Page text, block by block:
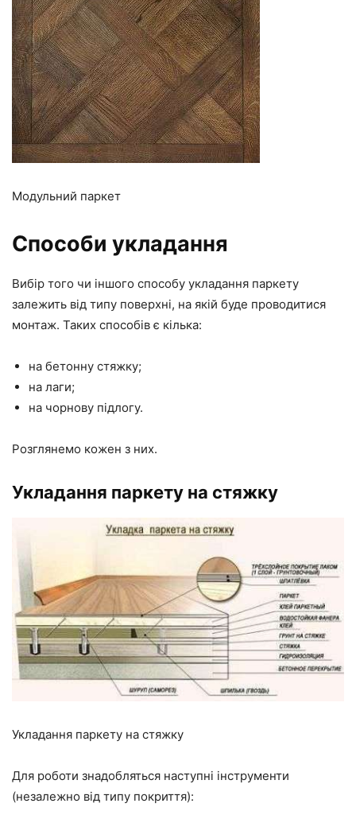
Модульний паркет
Способи укладання
Вибір того чи іншого способу укладання паркету
залежить від типу поверхні, на якій буде проводитися
монтаж. Таких способів є кілька:
на бетонну стяжку;
на лаги;
на чорнову підлогу.
Розглянемо кожен з них.
Укладання паркету на стяжку
Укладання паркету на стяжку
Для роботи знадобляться наступні інструменти
(незалежно від типу покриття):